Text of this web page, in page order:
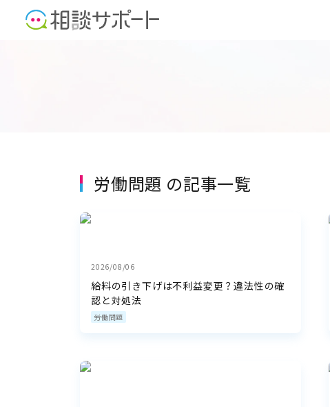
労働問題 の記事一覧
2026/08/06
給料の引き下げは不利益変更？違法性の確
認と対処法
労働問題